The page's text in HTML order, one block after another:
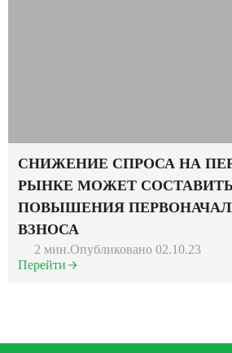
СНИЖЕНИЕ СПРОСА НА
РЫНКЕ МОЖЕТ СОСТАВИТЬ
ПОВЫШЕНИЯ
ВЗНОСА
2 мин.Опубликовано 02.10.23
Перейти